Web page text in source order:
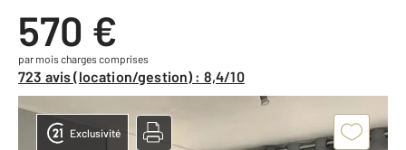
570 €
par mois charges comprises
723 avis (location/gestion) : 8,4/10
Exclusivité